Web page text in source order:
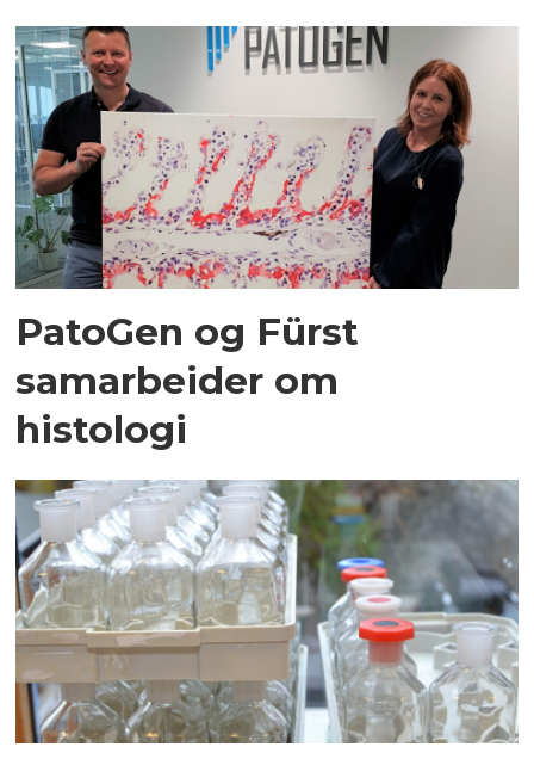
PatoGen og Fürst
samarbeider om
histologi